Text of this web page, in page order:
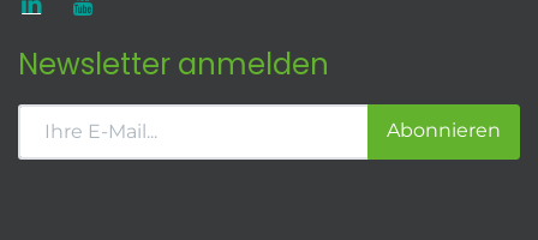
Newsletter anmelden
Abonnieren